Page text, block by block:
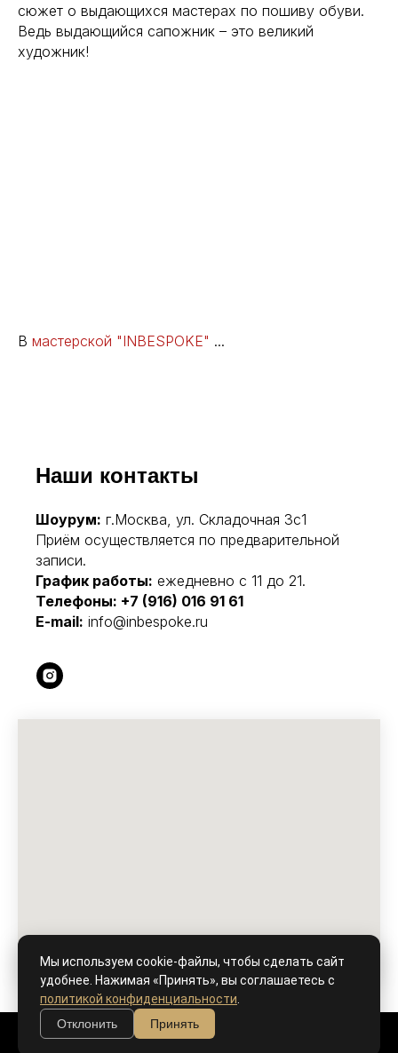
Мы используем cookie-файлы, чтобы сделать сайт
удобнее. Нажимая «Принять», вы соглашаетесь с
политикой конфиденциальности
Отклонить
Принять
сюжет о выдающихся мастерах по пошиву обуви.
Ведь выдающийся сапожник – это великий
художник!
В мастерской "INBESPOKE" ...
Наши контакты
Шоурум: г.Москва, ул. Складочная 3с1
Приём осуществляется по предварительной
записи.
График работы: ежедневно с 11 до 21.
Телефоны: +7 (916) 016 91 61
E-mail: info@inbespoke.ru